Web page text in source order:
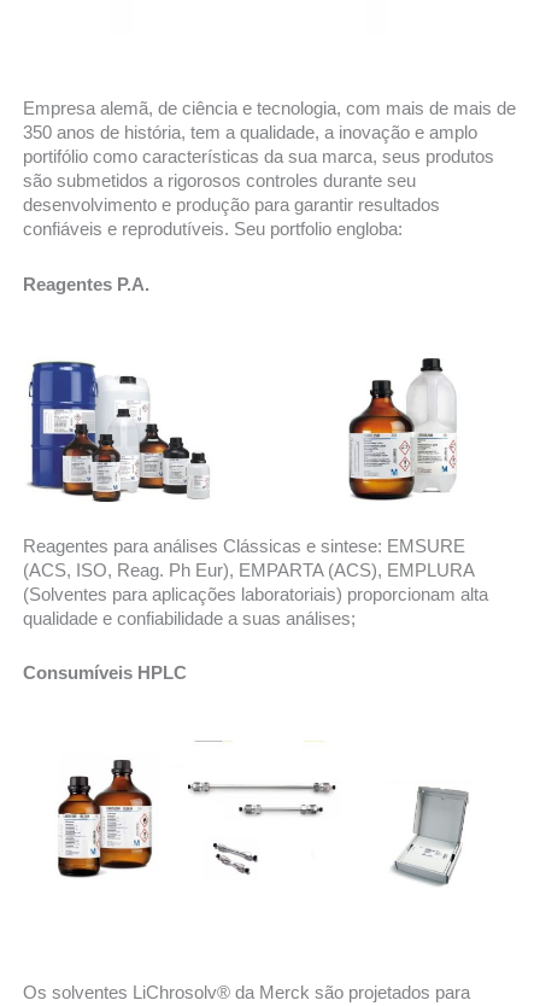
Empresa alemã, de ciência e tecnologia, com mais de mais de
350 anos de história, tem a qualidade, a inovação e amplo
portifólio como características da sua marca, seus produtos
são submetidos a rigorosos controles durante seu
desenvolvimento e produção para garantir resultados
confiáveis e reprodutíveis. Seu portfolio engloba:
Reagentes P.A.
Reagentes para análises Clássicas e sintese: EMSURE
(ACS, ISO, Reag. Ph Eur), EMPARTA (ACS), EMPLURA
(Solventes para aplicações laboratoriais) proporcionam alta
qualidade e confiabilidade a suas análises;
Consumíveis HPLC
Os solventes LiChrosolv® da Merck são projetados para